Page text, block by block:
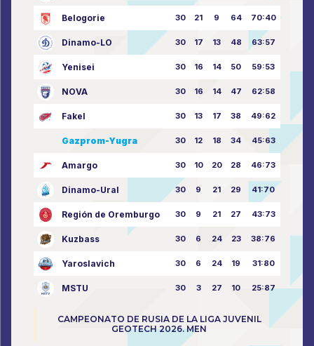
Belogorie 30 21 9 64 70:40
Dinamo-LO 30 17 13 48 63:57
Yenisei 30 16 14 50 59:53
NOVA 30 16 14 47 62:58
Fakel 30 13 17 38 49:62
Gazprom-Yugra 30 12 18 34 45:63
Amargo 30 10 20 28 46:73
Dinamo-Ural 30 9 21 29 41:70
Región de Oremburgo 30 9 21 27 43:73
Kuzbass 30 6 24 23 38:76
Yaroslavich 30 6 24 19 31:80
MSTU 30 3 27 10 25:87
CAMPEONATO DE RUSIA DE LA LIGA JUVENIL
GEOTECH 2026. MEN